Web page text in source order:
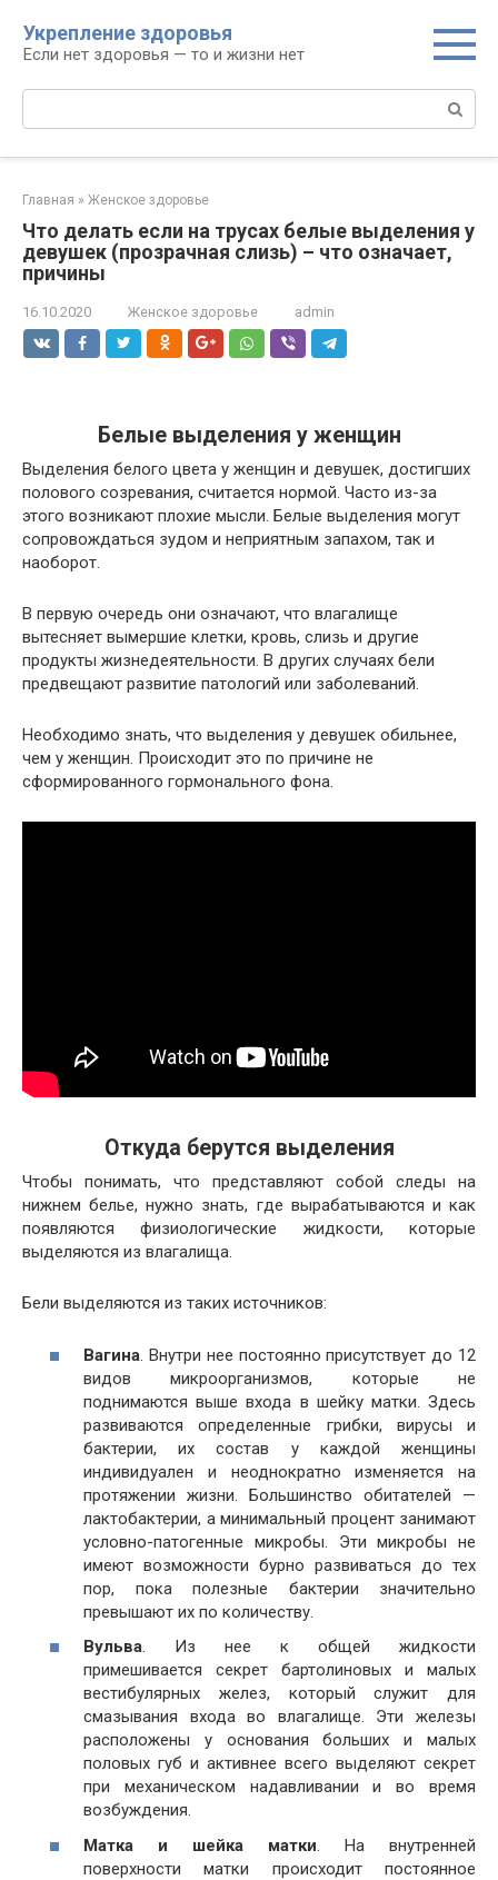
контенту
Укрепление здоровья
Если нет здоровья — то и жизни нет
Поиск:
Главная » Женское здоровье
Что делать если на трусах белые выделения у
девушек (прозрачная слизь) – что означает,
причины
16.10.2020 Женское здоровье admin
Белые выделения у женщин
Выделения белого цвета у женщин и девушек, достигших
полового созревания, считается нормой. Часто из-за
этого возникают плохие мысли. Белые выделения могут
сопровождаться зудом и неприятным запахом, так и
наоборот.
В первую очередь они означают, что влагалище
вытесняет вымершие клетки, кровь, слизь и другие
продукты жизнедеятельности. В других случаях бели
предвещают развитие патологий или заболеваний.
Необходимо знать, что выделения у девушек обильнее,
чем у женщин. Происходит это по причине не
сформированного гормонального фона.
Откуда берутся выделения
Чтобы понимать, что представляют собой следы на
нижнем белье, нужно знать, где вырабатываются и как
появляются физиологические жидкости, которые
выделяются из влагалища.
Бели выделяются из таких источников:
Вагина . Внутри нее постоянно присутствует до 12
видов микроорганизмов, которые не
поднимаются выше входа в шейку матки. Здесь
развиваются определенные грибки, вирусы и
бактерии, их состав у каждой женщины
индивидуален и неоднократно изменяется на
протяжении жизни. Большинство обитателей —
лактобактерии, а минимальный процент занимают
условно-патогенные микробы. Эти микробы не
имеют возможности бурно развиваться до тех
пор, пока полезные бактерии значительно
превышают их по количеству.
Вульва. Из нее к общей жидкости
примешивается секрет бартолиновых и малых
вестибулярных желез, который служит для
смазывания входа во влагалище. Эти железы
расположены у основания больших и малых
половых губ и активнее всего выделяют секрет
при механическом надавливании и во время
возбуждения.
Матка и шейка матки . На внутренней
поверхности матки происходит постоянное